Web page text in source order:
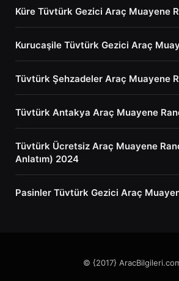
Küre Tüvtürk Gezici Araç Muayene
Kurucaşile Tüvtürk Gezici Araç
Tüvtürk Şehzadeler Araç Muayene
Tüvtürk Antakya Araç Muayene
Tüvtürk Ücretsiz Araç Muayene
Anlatım) 2024
Pasinler Tüvtürk Gezici Araç
© {2017}